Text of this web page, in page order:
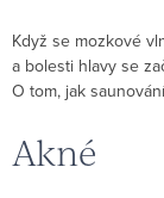
Když se mozkové
a bolesti hlavy se
O tom, jak
Akné